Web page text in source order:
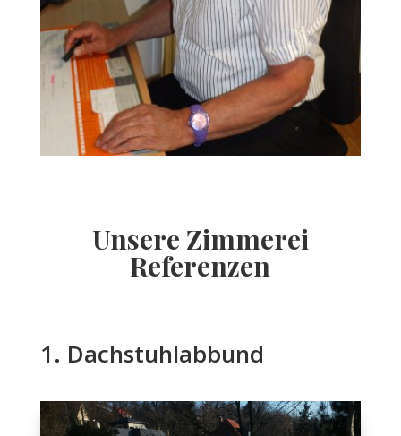
Unsere Zimmerei
Referenzen
1. Dachstuhlabbund